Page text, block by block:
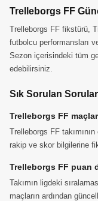
Trelleborgs FF
Trelleborgs FF fikstürü,
futbolcu performansları
Sezon içerisindeki tüm
edebilirsiniz.
Sık Sorulan Sorular
Trelleborgs FF
Trelleborgs FF
rakip ve skor bilgilerine
Trelleborgs FF puan
Takımın ligdeki
maçların ardından